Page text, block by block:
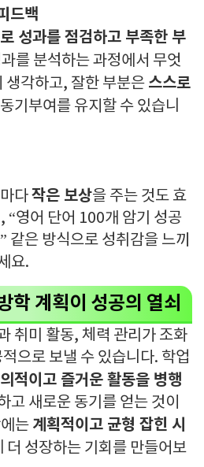
드백
성과를 점검하고 부족한 부
를 분석하는 과정에서 무엇
생각하고, 잘한 부분은 스스로
기부여를 유지할 수 있습니
다작은 보상을 주는 것도 효
“영어 단어 100개 암기 성공
같은 방식으로 성취감을 느끼
요.
학 계획이 성공의 열쇠
취미 활동, 체력 관리가 조화
으로 보낼 수 있습니다. 학업
적이고 즐거운 활동을 병행
고 새로운 동기를 얻는 것이
는 계획적이고 균형 잡힌 시
더 성장하는 기회를 만들어보